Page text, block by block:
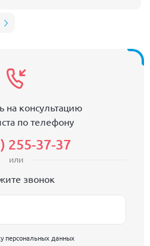
на консультацию
по телефону
255-37-37
или
звонок
персональных данных